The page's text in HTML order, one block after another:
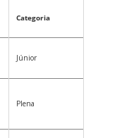
Categoria
Júnior
Plena